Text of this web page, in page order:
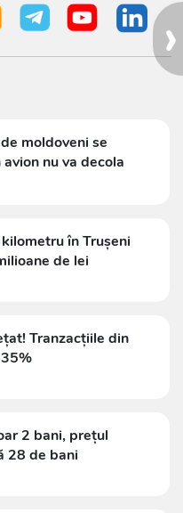
›
moldoveni se
nu va decola
în Trușeni
de lei
Tranzacțiile din
2 bani, prețul
28 de bani